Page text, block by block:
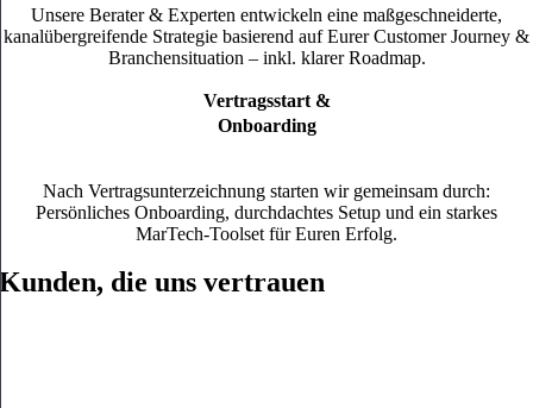
Unsere Berater & Experten entwickeln eine maßgeschneiderte,
kanalübergreifende Strategie basierend auf Eurer Customer Journey &
Branchensituation – inkl. klarer Roadmap.
Vertragsstart &
Onboarding
Nach Vertragsunterzeichnung starten wir gemeinsam durch:
Persönliches Onboarding, durchdachtes Setup und ein starkes
MarTech-Toolset für Euren Erfolg.
Kunden, die uns vertrauen